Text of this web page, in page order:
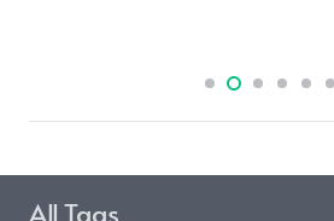
All Tags